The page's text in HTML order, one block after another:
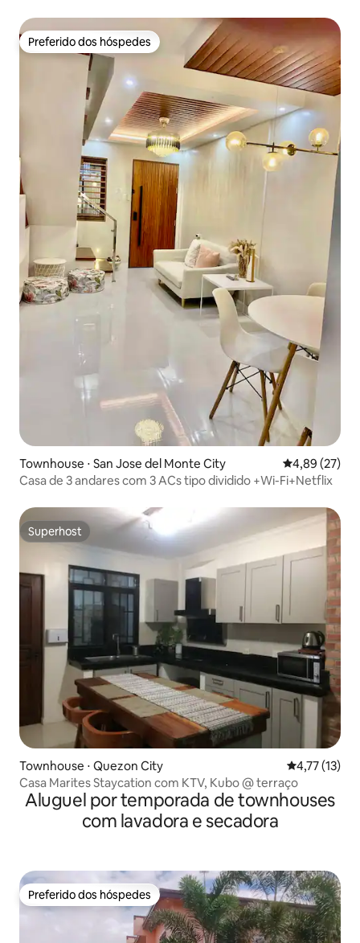
Preferido dos hóspedes
Preferido dos hóspedes
Townhouse ⋅ San Jose del Monte City 4,89 de uma
4,89 (27)
Casa de 3 andares com 3 ACs tipo dividido +Wi-Fi+Netflix
Superhost
Superhost
Townhouse ⋅ Quezon City 4,77 de uma
4,77 (13)
Casa Marites Staycation com KTV, Kubo @ terraço
Aluguel por temporada de townhouses
com lavadora e secadora
Preferido dos hóspedes
Preferido dos hóspedes